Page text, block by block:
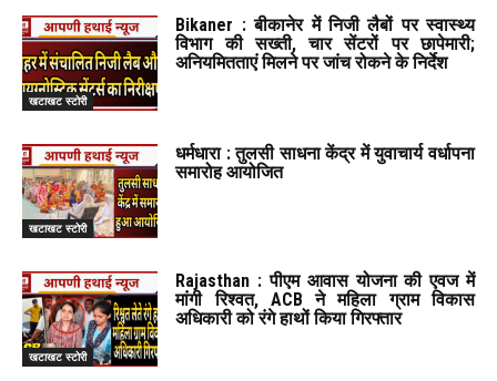
खटाखट स्टोरी
Bikaner : बीकानेर में निजी लैबों पर स्वास्थ्य
विभाग की सख्ती, चार सेंटरों पर छापेमारी;
अनियमितताएं मिलने पर जांच रोकने के निर्देश
खटाखट स्टोरी
धर्मधारा : तुलसी साधना केंद्र में युवाचार्य वर्धापना
समारोह आयोजित
खटाखट स्टोरी
Rajasthan : पीएम आवास योजना की एवज में
मांगी रिश्वत, ACB ने महिला ग्राम विकास
अधिकारी को रंगे हाथों किया गिरफ्तार